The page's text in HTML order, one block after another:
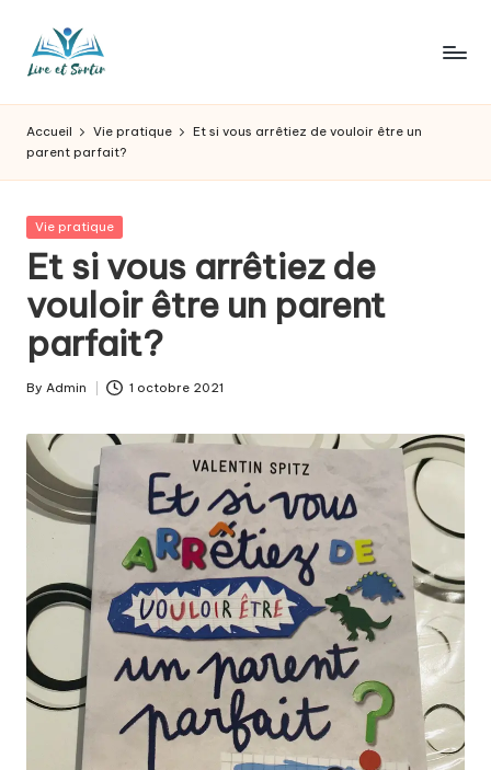
L
ir
e
e
t
s
o
r
t
ir
pour
goûts,
des
sorties
pour
tous
les
jours.
Accueil Vie pratique
Et si vous arrêtiez de vouloir être un
parent parfait?
Posted
Vie pratique
Et si vous arrêtiez de
vouloir être un parent
parfait?
Posted
By Admin 1 octobre 2021